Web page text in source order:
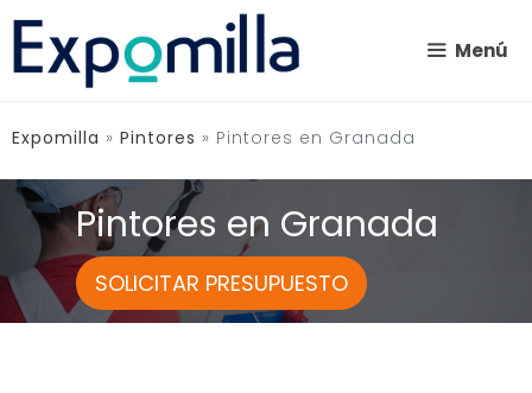
Saltar
contenido
Menú
Expomilla » Pintores » Pintores en Granada
Pintores en Granada
SOLICITAR PRESUPUESTO